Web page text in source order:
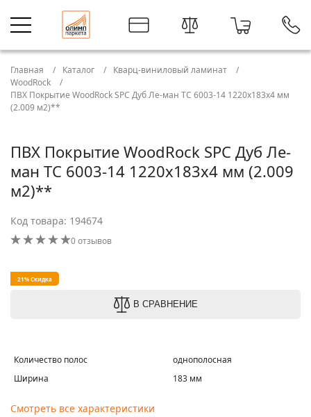
Главная Каталог
Кварц-виниловый ламинат
WoodRock
ПВХ Покрытие WoodRock SPC Дуб Ле-ман TC 6003-14 1220х183х4 мм
(2.009 м2)**
ПВХ Покрытие WoodRock SPC Дуб Ле-
ман TC 6003-14 1220х183х4 мм (2.009
м2)**
Код товара: 194674
0 отзывов
21% Скидка
В СРАВНЕНИЕ
Количество полос
однополосная
Ширина
183 мм
Смотреть все характеристики